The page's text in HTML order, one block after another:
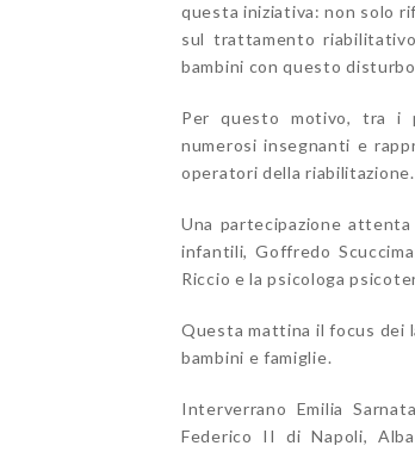
questa iniziativa: non solo
sul trattamento
bambini con questo
Per questo motivo, tra i
numerosi insegnanti e
operatori della riabilitazione.
Una partecipazione
infantili, Goffredo
Riccio e la psicologa
Questa mattina il focus dei
bambini e famiglie.
Interverrano Emilia
Federico II di Napoli,